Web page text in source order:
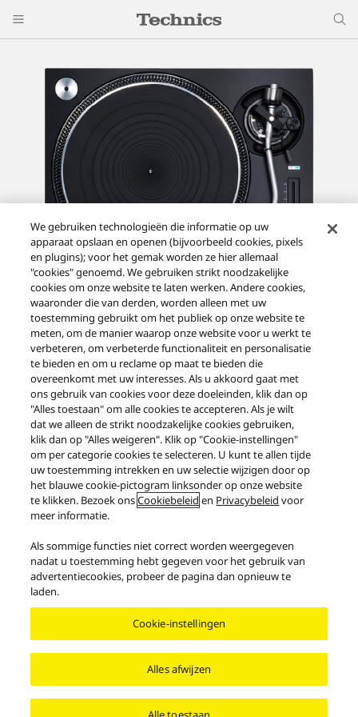
Direct aangedreven draaitafelsysteem SL-1210GR
See product page
Afdrukken
Produits Grand Class
Grand Class serie SL-1200
SL-1210GR
Facebook
Mededeling bescherming persoonsgegevens
Wettelijke Garantie
Area/Country
Copyright © 2026 Panasonic Belgium Branch Of Panasonic Marketing
We gebruiken technologieën die informatie op uw
apparaat opslaan en openen (bijvoorbeeld cookies, pixels
en plugins); voor het gemak worden ze hier allemaal
"cookies" genoemd. We gebruiken strikt noodzakelijke
cookies om onze website te laten werken. Andere cookies,
waaronder die van derden, worden alleen met uw
toestemming gebruikt om het publiek op onze website te
meten, om de manier waarop onze website voor u werkt te
verbeteren, om verbeterde functionaliteit en personalisatie
te bieden en om u reclame op maat te bieden die
overeenkomt met uw interesses. Als u akkoord gaat met
ons gebruik van cookies voor deze doeleinden, klik dan op
"Alles toestaan" om alle cookies te accepteren. Als je wilt
dat we alleen de strikt noodzakelijke cookies gebruiken,
klik dan op "Alles weigeren". Klik op "Cookie-instellingen"
om per categorie cookies te selecteren. U kunt te allen tijde
uw toestemming intrekken en uw selectie wijzigen door op
het blauwe cookie-pictogram linksonder op onze website
te klikken. Bezoek onsCookiebeleid en Privacybeleid voor
meer informatie.
Als sommige functies niet correct worden weergegeven
nadat u toestemming hebt gegeven voor het gebruik van
advertentiecookies, probeer de pagina dan opnieuw te
laden.
Cookie-instellingen
Alles afwijzen